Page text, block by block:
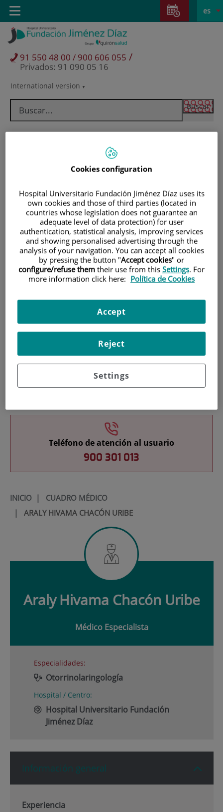
Saltar al contenido
Saltar
contenido
Selector
idioma
activo
es
International version
91 550 48 00 / 900 606 055 /
Privados: 91 090 05 16
Toggle
navigation
Pacientes y visitantes
Investigación
Docencia
Teléfono de atención al usuario
900 301 013
INICIO| CUADRO MÉDICO
| ARALY HIVAMA CHACÓN URIBE
Araly Hivama Chacón Uribe
Médico Especialista
Especialidades:
Otorrinolaringología
Hospital / Centro:
Hospital Universitario Fundación
Jiménez Díaz
Información general
Experiencia
Cookies configuration
Hospital Universitario Fundación Jiménez Díaz uses its
own cookies and those of third parties (located in
countries whose legislation does not guarantee an
adequate level of data protection) for user
authentication, statistical analysis, improving services
and showing personalised advertising through the
analysis of your navigation. You can accept all cookies
by pressing the button "Accept cookies" or
configure/refuse them their use from this Settings. For
more information click here: Política de Cookies
Settings
Reject
Accept